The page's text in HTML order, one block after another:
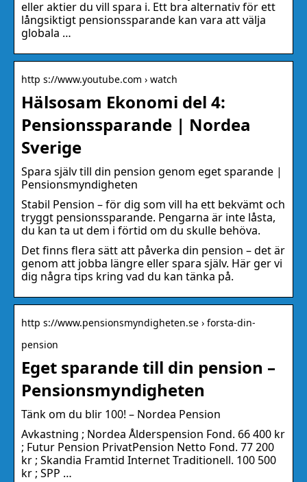
eller aktier du vill spara i. Ett bra alternativ för ett
långsiktigt pensionssparande kan vara att välja
globala …
http s://www.youtube.com › watch
Hälsosam Ekonomi del 4:
Pensionssparande | Nordea
Sverige
Spara själv till din pension genom eget sparande |
Pensionsmyndigheten
Stabil Pension – för dig som vill ha ett bekvämt och
tryggt pensionssparande. Pengarna är inte låsta,
du kan ta ut dem i förtid om du skulle behöva.
Det finns flera sätt att påverka din pension – det är
genom att jobba längre eller spara själv. Här ger vi
dig några tips kring vad du kan tänka på.
http s://www.pensionsmyndigheten.se › forsta-din-
pension
Eget sparande till din pension –
Pensionsmyndigheten
Tänk om du blir 100! – Nordea Pension
Avkastning ; Nordea Ålderspension Fond. 66 400 kr
; Futur Pension PrivatPension Netto Fond. 77 200
kr ; Skandia Framtid Internet Traditionell. 100 500
kr ; SPP …